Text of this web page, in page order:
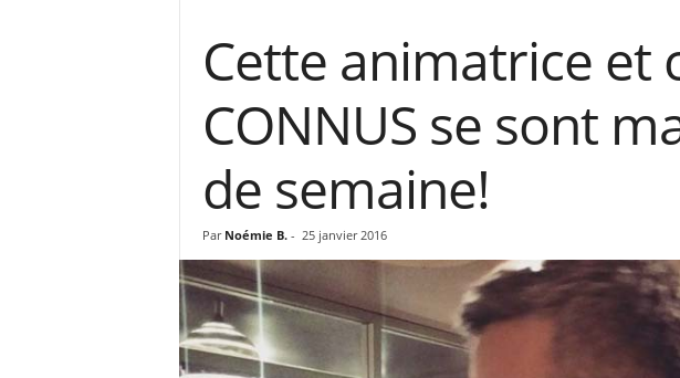
Cette animatrice et
CONNUS se sont
de semaine!
Par Noémie B. - 25 janvier 2016